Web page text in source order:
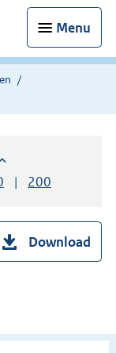
Menu
op:
pagina
per pagina
resultaten per
Toon
200
Download